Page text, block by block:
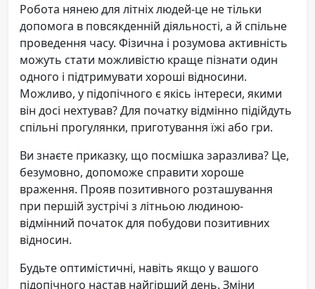
Робота нянею для літніх людей-це не тільки
допомога в повсякденній діяльності, а й спільне
проведення часу. Фізична і розумова активність
можуть стати можливістю краще пізнати один
одного і підтримувати хороші відносини.
Можливо, у підопічного є якісь інтереси, якими
він досі нехтував? Для початку відмінно підійдуть
спільні прогулянки, приготування їжі або гри.
Ви знаєте приказку, що посмішка заразлива? Це,
безумовно, допоможе справити хороше
враження. Прояв позитивного розташування
при першій зустрічі з літньою людиною-
відмінний початок для побудови позитивних
відносин.
Будьте оптимістичні, навіть якщо у вашого
підопічного настав найгірший день. Зміни